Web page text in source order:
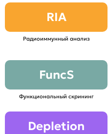
RIA
Радиоиммунный анализ
FuncS
Функциональный скрининг
Depletion